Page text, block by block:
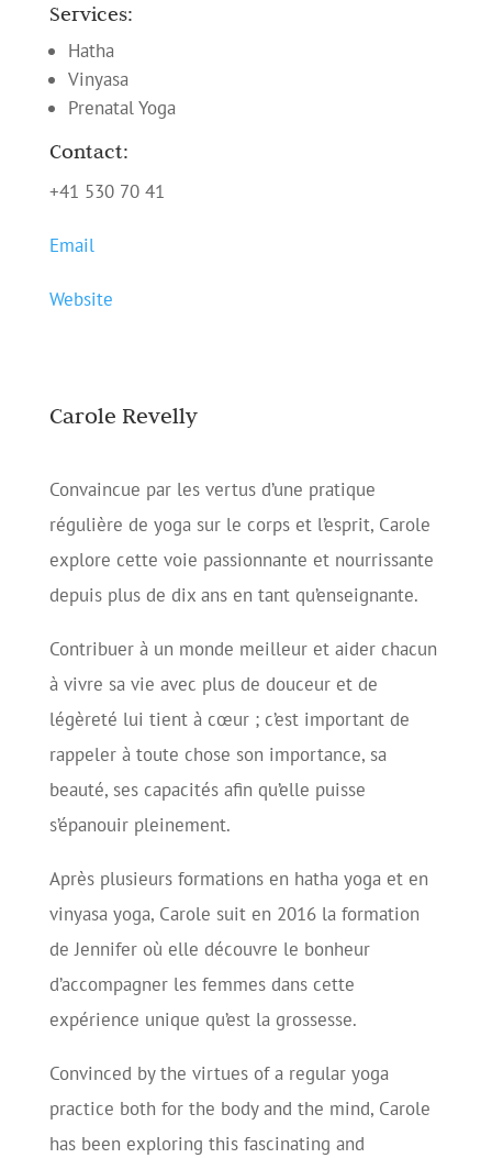
Services:
Hatha
Vinyasa
Prenatal Yoga
Contact:
+41 530 70 41
Email
Website
Carole Revelly
Convaincue par les vertus d’une pratique
régulière de yoga sur le corps et l’esprit, Carole
explore cette voie passionnante et nourrissante
depuis plus de dix ans en tant qu’enseignante.
Contribuer à un monde meilleur et aider chacun
à vivre sa vie avec plus de douceur et de
légèreté lui tient à cœur ; c’est important de
rappeler à toute chose son importance, sa
beauté, ses capacités afin qu’elle puisse
s’épanouir pleinement.
Après plusieurs formations en hatha yoga et en
vinyasa yoga, Carole suit en 2016 la formation
de Jennifer où elle découvre le bonheur
d’accompagner les femmes dans cette
expérience unique qu’est la grossesse.
Convinced by the virtues of a regular yoga
practice both for the body and the mind, Carole
has been exploring this fascinating and